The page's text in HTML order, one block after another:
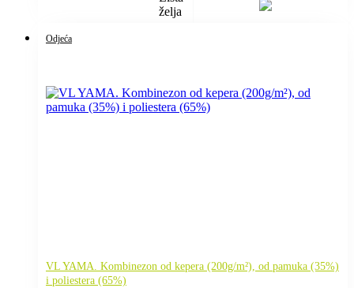
želja
Odjeća
VL YAMA. Kombinezon od kepera (200g/m²), od pamuka (35%)
i poliestera (65%)